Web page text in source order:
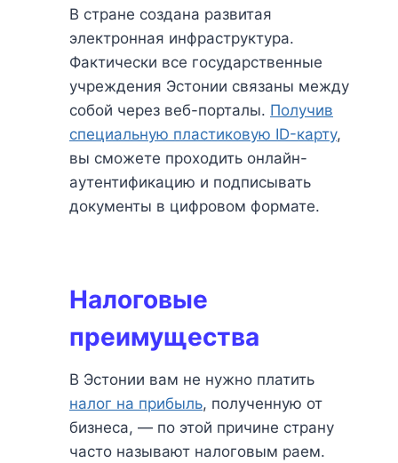
В стране создана развитая
электронная инфраструктура.
Фактически все государственные
учреждения Эстонии связаны между
собой через веб-порталы. Получив
специальную пластиковую ID-карту,
вы сможете проходить онлайн-
аутентификацию и подписывать
документы в цифровом формате.
Налоговые
преимущества
В Эстонии вам не нужно платить
налог на прибыль, полученную от
бизнеса, — по этой причине страну
часто называют налоговым раем.